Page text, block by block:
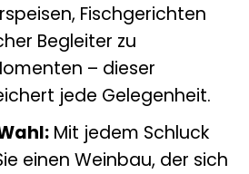
Fischgerichten
Begleiter zu
– dieser
jede Gelegenheit.
Mit jedem Schluck
einen Weinbau, der sich